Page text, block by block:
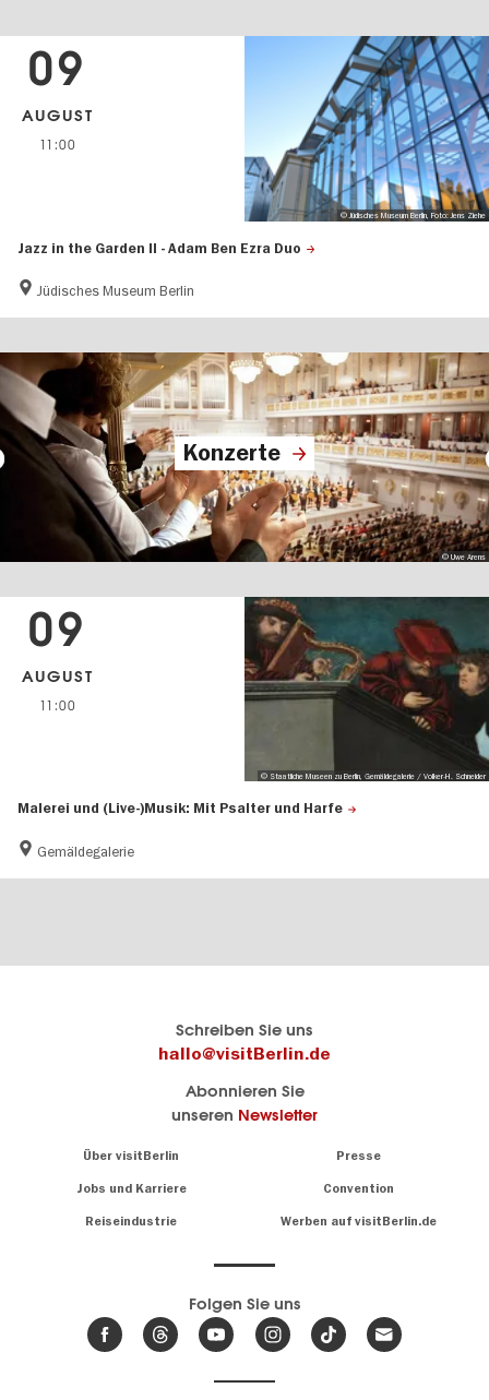
Jazz in the Garden II - Adam Ben Ezra Duo
Jüdisches Museum Berlin
09
AUGUST
11:00
© Jüdisches Museum Berlin, Foto: Jens Ziehe
Konzerte
© Uwe Arens
Malerei und (Live-)Musik: Mit Psalter und Harfe
Gemäldegalerie
09
AUGUST
11:00
© Staatliche Museen zu Berlin, Gemäldegalerie / Volker-H. Schneider
Schreiben Sie uns
hallo@visitBerlin.de
Abonnieren Sie
unseren Newsletter
Über visitBerlin Presse
Jobs und Karriere Convention
Reiseindustrie Werben auf visitBerlin.de
sind
für Sie da.
Tickets
Wir haben den
Insidertipps
Folgen Sie uns